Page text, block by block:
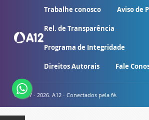
Trabalhe conosco Aviso de
Rel. de Transparência
Programa de Integridade
Direitos Autorais Fale
© 2007 - 2026. A12 - Conectados pela fé.